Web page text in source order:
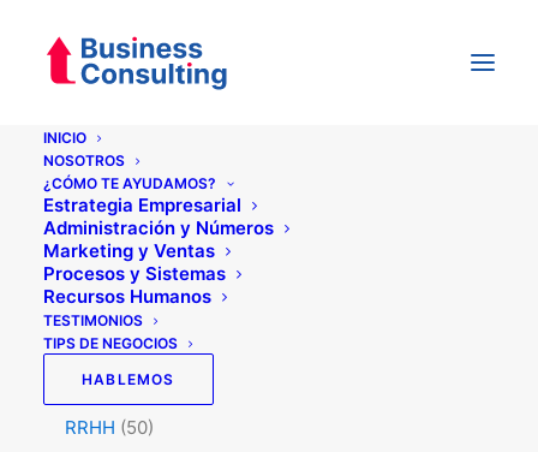
INICIO
NOSOTROS
¿CÓMO TE AYUDAMOS?
Estrategia Empresarial
Administración y Números
Marketing y Ventas
Procesos y Sistemas
Recursos Humanos
TESTIMONIOS
TIPS DE NEGOCIOS
HABLEMOS
Categorías
Testimonios(5)
Tips de Negocios
Marketing y Ventas
Procesos y Sistemas
RRHH (50)